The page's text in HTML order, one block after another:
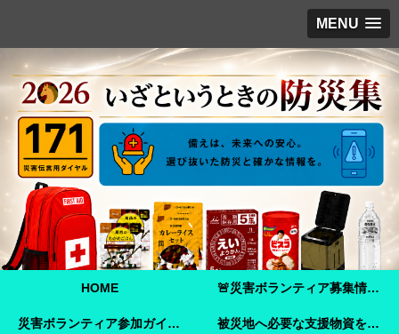
MENU
HOME 🚨災害ボランティア募集情報【2026年8月8日最新】熊本地震 🚨
災害ボランティア参加ガイド【令和8年熊本地震】事前登録・申し込み方法・ボランティア活動保険 被災地へ必要な支援物資を届けませんか？【熊本地震支援】｜Amazonほしい物リストで今すぐ支援できます